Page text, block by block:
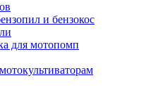
и бензокос
для мотопомп